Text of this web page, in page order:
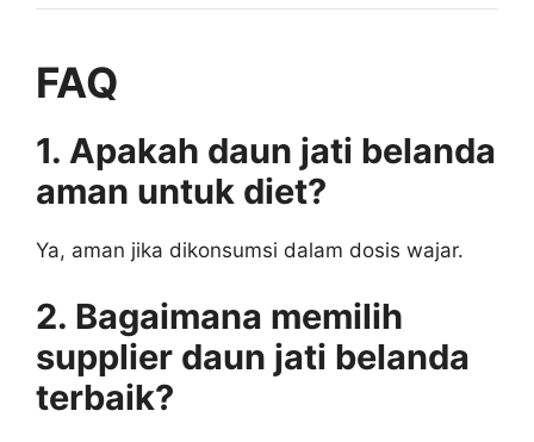
FAQ
1. Apakah daun jati belanda
aman untuk diet?
Ya, aman jika dikonsumsi dalam dosis wajar.
2. Bagaimana memilih
supplier daun jati belanda
terbaik?